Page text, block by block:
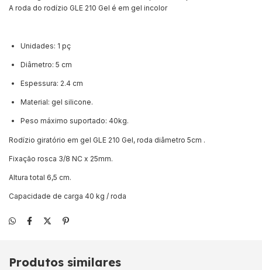
A roda do rodízio GLE 210 Gel é em gel incolor
Unidades: 1 pç
Diâmetro: 5 cm
Espessura: 2.4 cm
Material: gel silicone.
Peso máximo suportado: 40kg.
Rodízio giratório em gel GLE 210 Gel, roda diâmetro 5cm .
Fixação rosca 3/8 NC x 25mm.
Altura total 6,5 cm.
Capacidade de carga 40 kg / roda
Produtos similares